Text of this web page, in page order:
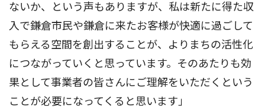
ないか、という声もありますが、私は新たに得た収
入で鎌倉市民や鎌倉に来たお客様が快適に過ごして
もらえる空間を創出することが、よりまちの活性化
につながっていくと思っています。そのあたりも効
果として事業者の皆さんにご理解をいただくという
ことが必要になってくると思います」